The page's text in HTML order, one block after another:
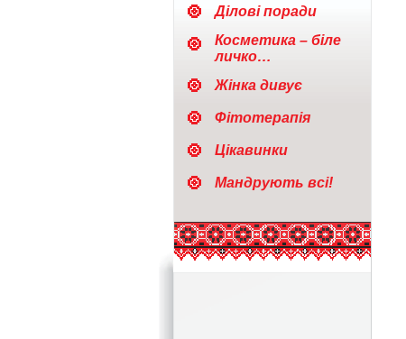
Ділові поради
Косметика – біле
личко…
Жінка дивує
Фітотерапія
Цікавинки
Мандрують всі!